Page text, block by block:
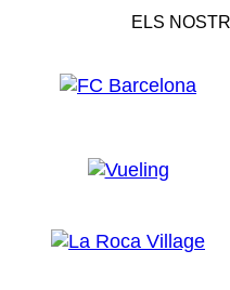
ELS